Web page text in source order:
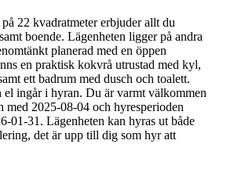
22 kvadratmeter erbjuder allt du
boende. Lägenheten ligger på andra
planerad med en öppen
en praktisk kokvrå utrustad med kyl,
ett badrum med dusch och toalett.
el ingår i hyran. Du är varmt välkommen
med 2025-08-04 och hyresperioden
01-31. Lägenheten kan hyras ut både
det är upp till dig som hyr att